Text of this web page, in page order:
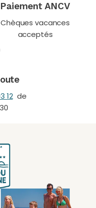
Paiement ANCV
Chèques vacances
acceptés
12de